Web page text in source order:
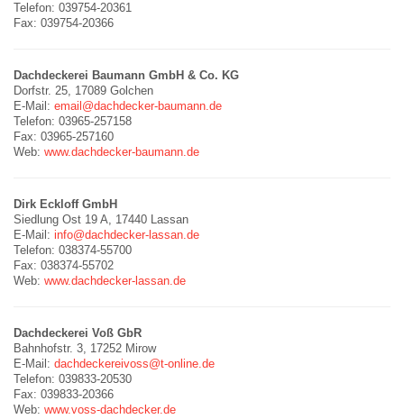
Telefon: 039754-20361
Fax: 039754-20366
Dachdeckerei Baumann GmbH & Co. KG
Dorfstr. 25, 17089 Golchen
E-Mail: email@dachdecker-baumann.de
Telefon: 03965-257158
Fax: 03965-257160
Web: www.dachdecker-baumann.de
Dirk Eckloff GmbH
Siedlung Ost 19 A, 17440 Lassan
E-Mail: info@dachdecker-lassan.de
Telefon: 038374-55700
Fax: 038374-55702
Web: www.dachdecker-lassan.de
Dachdeckerei Voß GbR
Bahnhofstr. 3, 17252 Mirow
E-Mail: dachdeckereivoss@t-online.de
Telefon: 039833-20530
Fax: 039833-20366
Web: www.voss-dachdecker.de